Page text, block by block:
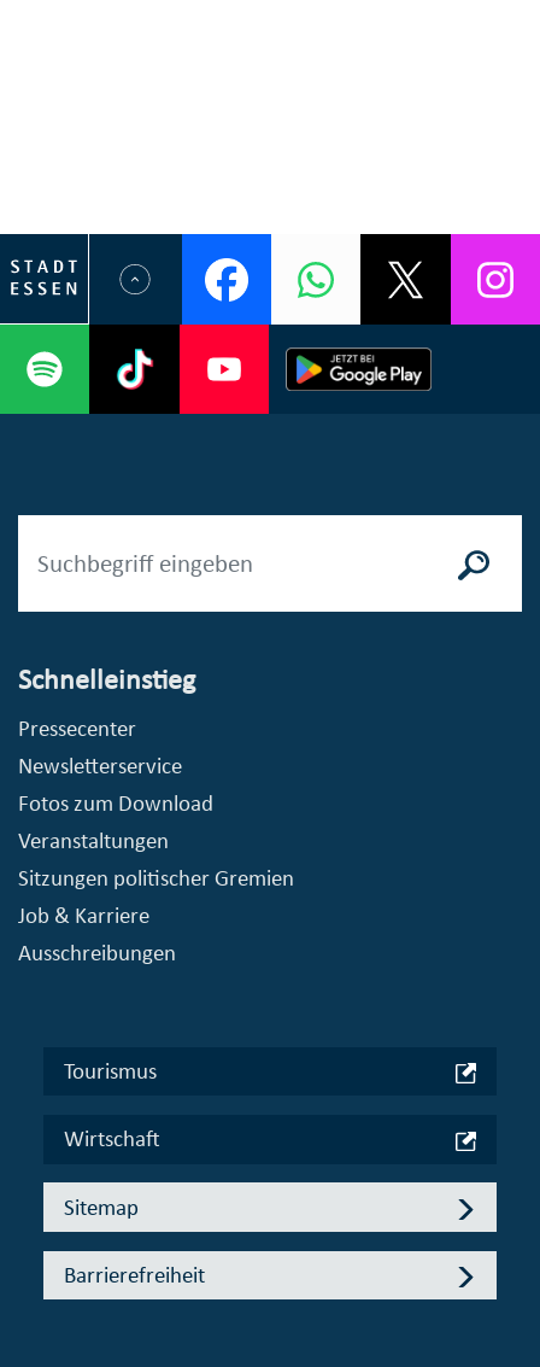
Schnelleinstieg
Pressecenter
Newsletterservice
Fotos zum Download
Veranstaltungen
Sitzungen politischer Gremien
Job & Karriere
Ausschreibungen
Tourismus
Wirtschaft
Sitemap
Barrierefreiheit